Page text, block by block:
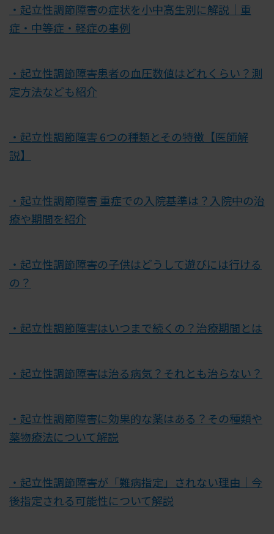
・起立性調節障害の症状を小中高生別に解説｜重
症・中等症・軽症の事例
・起立性調節障害患者の血圧数値はどれくらい？測
定方法なども紹介
・起立性調節障害 6つの種類とその特徴【医師解
説】
・起立性調節障害 重症での入院基準は？入院中の治
療や期間を紹介
・起立性調節障害の子供はどうして遊びには行ける
の？
・起立性調節障害はいつまで続くの？治療期間とは
・起立性調節障害は治る病気？それとも治らない？
・起立性調節障害に効果的な薬はある？その種類や
薬物療法について解説
・起立性調節障害が「難病指定」されない理由｜今
後指定される可能性について解説